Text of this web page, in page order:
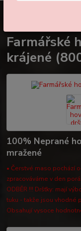
Farmářské
krájené
100% Neprané
mražené
• Čerstvé maso pochází
zpracováváme v den
ODBĚR !!! Dršťky: mají
tuku - takže jsou vhodné
Obsahují vysoce